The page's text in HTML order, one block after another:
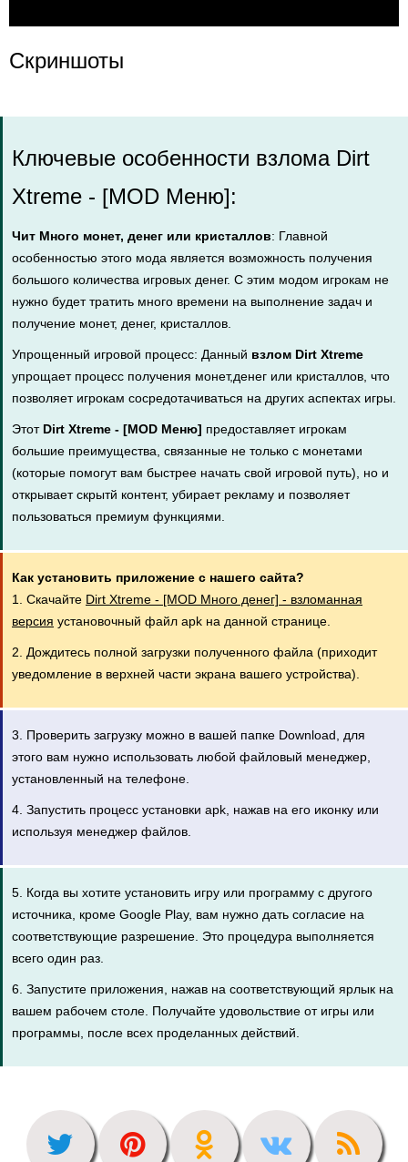
Скриншоты
Ключевые особенности взлома Dirt
Xtreme - [MOD Меню]:
Чит Много монет, денег или кристаллов: Главной
особенностью этого мода является возможность получения
большого количества игровых денег. С этим модом игрокам не
нужно будет тратить много времени на выполнение задач и
получение монет, денег, кристаллов.
Упрощенный игровой процесс: Данный взлом Dirt Xtreme
упрощает процесс получения монет,денег или кристаллов, что
позволяет игрокам сосредотачиваться на других аспектах игры.
Этот Dirt Xtreme - [MOD Меню] предоставляет игрокам
большие преимущества, связанные не только с монетами
(которые помогут вам быстрее начать свой игровой путь), но и
открывает скрытй контент, убирает рекламу и позволяет
пользоваться премиум функциями.
Как установить приложение с нашего сайта?
1. Скачайте Dirt Xtreme - [MOD Много денег] - взломанная
версия установочный файл apk на данной странице.
2. Дождитесь полной загрузки полученного файла (приходит
уведомление в верхней части экрана вашего устройства).
3. Проверить загрузку можно в вашей папке Download, для
этого вам нужно использовать любой файловый менеджер,
установленный на телефоне.
4. Запустить процесс установки apk, нажав на его иконку или
используя менеджер файлов.
5. Когда вы хотите установить игру или программу с другого
источника, кроме Google Play, вам нужно дать согласие на
соответствующие разрешение. Это процедура выполняется
всего один раз.
6. Запустите приложения, нажав на соответствующий ярлык на
вашем рабочем столе. Получайте удовольствие от игры или
программы, после всех проделанных действий.